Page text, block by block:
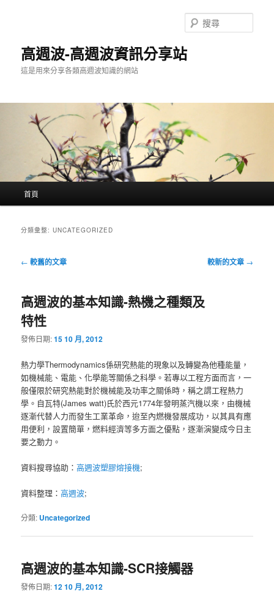
高週波-高週波資訊分享站
這是用來分享各類高週波知識的網站
尋
首頁
分類彙整:UNCATEGORIZED
文
覽
← 較舊的文章 較新的文章 →
高週波的基本知識-熱機之種類及
特性
發佈日期:15 10 月, 2012
熱力學Thermodynamics係研究熱能的現象以及轉變為他種能量，
如機械能、電能、化學能等關係之科學。若專以工程方面而言，一
般僅限於研究熱能對於機械能及功率之關係時，稱之謂工程熱力
學。自瓦特(James watt)氏於西元1774年發明蒸汽機以來，由機械
逐漸代替人力而發生工業革命，迨至內燃機發展成功，以其具有應
用便利，設置簡單，燃料經濟等多方面之優點，逐漸演變成今日主
要之動力。
資料搜尋協助：高週波塑膠熔接機;
資料整理：高週波;
分類: Uncategorized
高週波的基本知識-SCR接觸器
發佈日期:12 10 月, 2012